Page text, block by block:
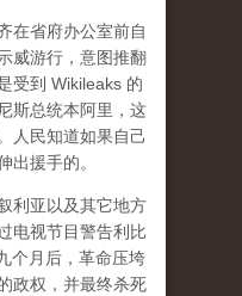
在省府办公室前自
威游行，意图推翻
受到 Wikileaks 的
斯总统本阿里，这
人民知道如果自己
出援手的。
利亚以及其它地方
电视节目警告利比
个月后，革命压垮
政权，并最终杀死